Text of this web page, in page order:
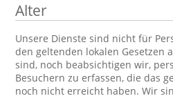
Alter
Unsere Dienste sind nicht für
den geltenden lokalen Gesetzen
sind, noch beabsichtigen wir,
Besuchern zu erfassen, die das
noch nicht erreicht haben. Wir